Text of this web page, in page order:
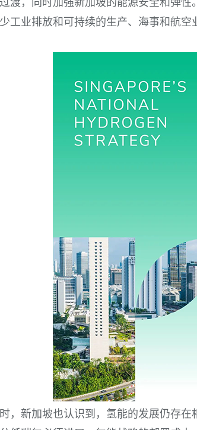
工业排放和可持续的生产、海事和航空
，新加坡也认识到，氢能的发展仍存